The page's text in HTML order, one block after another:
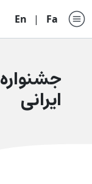
Fa
|
En
ایرانی